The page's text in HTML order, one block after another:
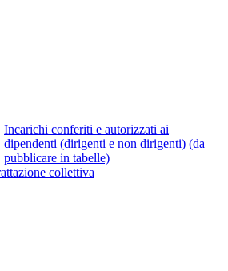
Incarichi conferiti e autorizzati ai
dipendenti (dirigenti e non dirigenti) (da
pubblicare in tabelle)
collettiva